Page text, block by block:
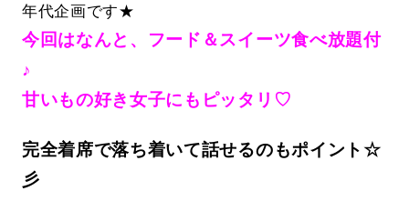
年代企画です★
今回はなんと、フード＆スイーツ食べ放題付
♪
甘いもの好き女子にもピッタリ♡
完全着席で落ち着いて話せるのもポイント☆
彡